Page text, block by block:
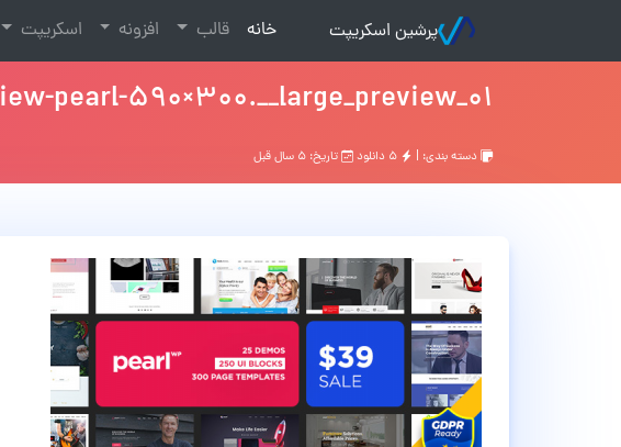
پرشین اسکریپت خانه
(current) قالب افزونه اسکریپت
01_preview-pearl-590×300.__large_preview
دسته بندی: | تاریخ: ۵ سال قبل